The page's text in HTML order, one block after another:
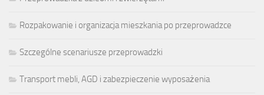
Rozpakowanie i organizacja mieszkania po przeprowadzce
Szczególne scenariusze przeprowadzki
Transport mebli, AGD i zabezpieczenie wyposażenia